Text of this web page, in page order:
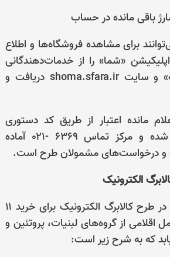
باقی مانده در حساب
برای مشاهده فروشگاه‌ها و اطلاع
اپلیکیشن «شما» را از خدمات‌دهندگانی
چون «بازار»، «مایکت» و سایت shoma.sfara.ir دریافت و
مانده اعتبار از طریق کد دستوری
#۱۴۶۳*۵۰۰* فراهم شده و مرکز تماس ۶۳۶۹ -۰۲۱ آماده
و درخواست‌های مشمولان طرح است.
الکترونیک
اعتبار تخصیص یافته در طرح کالابرگ الکترونیک برای خرید ۱۱
اقلامی از گروه‌های لبنیات، پروتئین و
که به شرح زیر است: